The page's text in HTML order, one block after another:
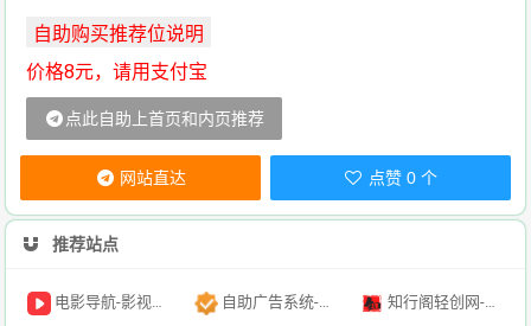
价格8元，请用支付宝
点此自助上首页和内页推荐
网站直达 点赞 0 个
推荐站点
电影导航-影视导航-电影搜索-影视搜索-电影站收录 自助广告系统-自助广告源码-自助投放广告插件 知行阁轻创网-分享网络赚钱项目-全网首发副业项目实操平台-副业创业项目网